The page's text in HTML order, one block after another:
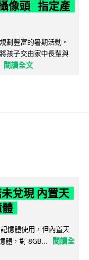
像頭 指定產
劃豐富的暑期活動。
孩子交由家中長輩與
閱讀全文
兌現 內置天
憶體使用，但內置天
體，對 8GB...
閱讀全